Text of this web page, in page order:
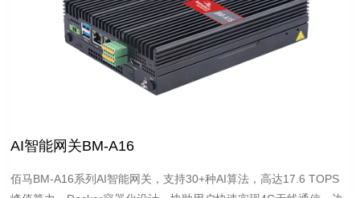
AI智能网关BM-A16
佰马BM-A16系列AI智能网关，支持30+种AI算法，高达17.6 TOPS